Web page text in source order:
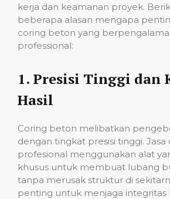
kerja dan keamanan proyek.
beberapa alasan mengapa
coring beton yang
professional:
1. Presisi Tinggi dan
Hasil
Coring beton melibatkan
dengan tingkat presisi tinggi. Jasa
profesional menggunakan alat
khusus untuk membuat lubang
tanpa merusak struktur di
penting untuk menjaga integritas